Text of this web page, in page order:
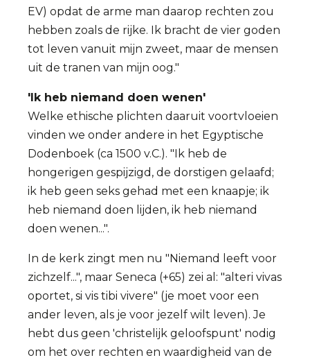
EV) opdat de arme man daarop rechten zou
hebben zoals de rijke. Ik bracht de vier goden
tot leven vanuit mijn zweet, maar de mensen
uit de tranen van mijn oog."
'Ik heb niemand doen wenen'
Welke ethische plichten daaruit voortvloeien
vinden we onder andere in het Egyptische
Dodenboek (ca 1500 v.C.). "Ik heb de
hongerigen gespijzigd, de dorstigen gelaafd;
ik heb geen seks gehad met een knaapje; ik
heb niemand doen lijden, ik heb niemand
doen wenen...".
In de kerk zingt men nu "Niemand leeft voor
zichzelf...", maar Seneca (+65) zei al: "alteri vivas
oportet, si vis tibi vivere" (je moet voor een
ander leven, als je voor jezelf wilt leven). Je
hebt dus geen 'christelijk geloofspunt' nodig
om het over rechten en waardigheid van de